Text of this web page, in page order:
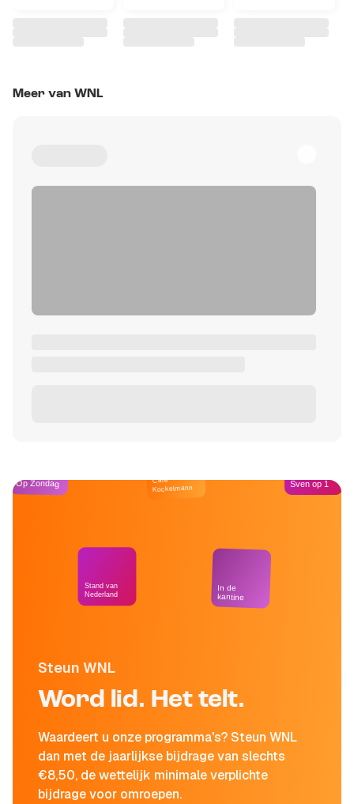
Meer van WNL
Steun WNL
Word lid. Het telt.
Waardeert u onze programma's? Steun WNL
dan met de jaarlijkse bijdrage van slechts
€8,50, de wettelijk minimale verplichte
bijdrage voor omroepen.
Op Zondag
Stand van
Nederland
Café
Kockelmann
In de
kantine
Sven op 1